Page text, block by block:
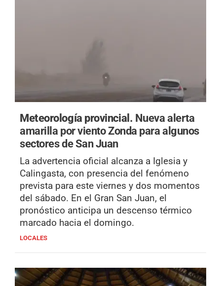
Meteorología provincial. Nueva alerta
amarilla por viento Zonda para algunos
sectores de San Juan
La advertencia oficial alcanza a Iglesia y
Calingasta, con presencia del fenómeno
prevista para este viernes y dos momentos
del sábado. En el Gran San Juan, el
pronóstico anticipa un descenso térmico
marcado hacia el domingo.
LOCALES